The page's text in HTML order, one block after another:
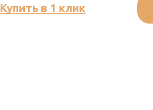
Купить в 1 клик